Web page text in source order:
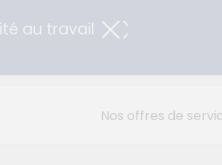
au travail
Nos offres de